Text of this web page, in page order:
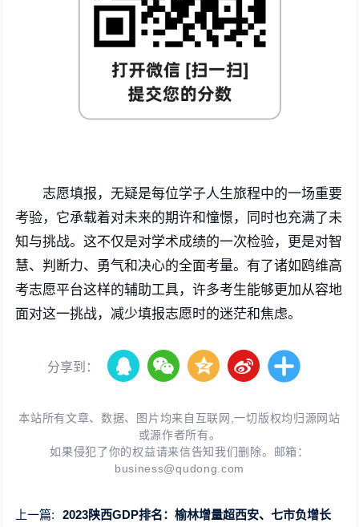
志愿填报，无疑是每位学子人生旅程中的一场重要
考验，它承载着对未来的期许和憧憬，同时也充满了未
知与挑战。这不仅是对学术成绩的一次检验，更是对智
慧、判断力、勇气和决心的全面考量。有了诸如鸥维高
考志愿平台这样的辅助工具，许多考生能够更加从容地
面对这一挑战，减少填报志愿时的迷茫和焦虑。
分享到：
本站所有文章、数据、图片均来自互联网,一切版权均归源网站
或源作者所有。
如果侵犯了你的权益请来信告知我们删除。邮箱：
business@qudong.com
上一篇:
2023陕西GDP排名：榆林增量超西安、七市负增长